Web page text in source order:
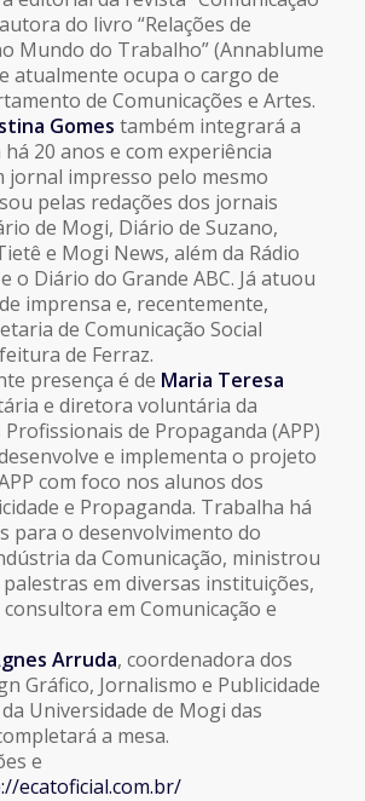
do livro “Relações de
Mundo do Trabalho” (Annablume
atualmente ocupa o cargo de
de Comunicações e Artes.
Gomes também integrará a
há 20 anos e com experiência
jornal impresso pelo mesmo
pelas redações dos jornais
de Mogi, Diário de Suzano,
e Mogi News, além da Rádio
o Diário do Grande ABC. Já atuou
imprensa e, recentemente,
de Comunicação Social
de Ferraz.
presença é de Maria Teresa
e diretora voluntária da
Profissionais de Propaganda (APP)
e implementa o projeto
com foco nos alunos dos
e Propaganda. Trabalha há
para o desenvolvimento do
da Comunicação, ministrou
em diversas instituições,
em Comunicação e
Arruda, coordenadora dos
Gráfico, Jornalismo e Publicidade
Universidade de Mogi das
a mesa.
e
ecatoficial.com.br/